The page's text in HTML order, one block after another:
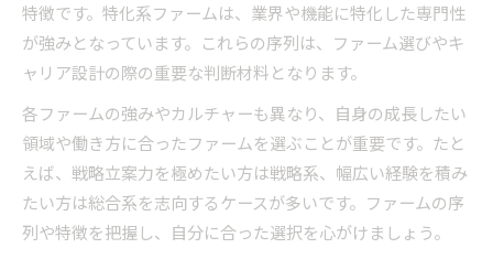
特徴です。特化系ファームは、業界や機能に特化した専門性
が強みとなっています。これらの序列は、ファーム選びやキ
ャリア設計の際の重要な判断材料となります。
各ファームの強みやカルチャーも異なり、自身の成長したい
領域や働き方に合ったファームを選ぶことが重要です。たと
えば、戦略立案力を極めたい方は戦略系、幅広い経験を積み
たい方は総合系を志向するケースが多いです。ファームの序
列や特徴を把握し、自分に合った選択を心がけましょう。